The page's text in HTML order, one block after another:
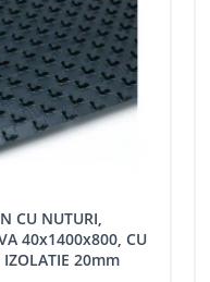
40x1400x800, CU
20mm